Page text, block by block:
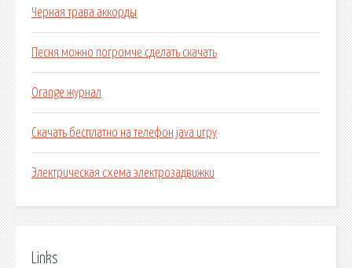
Черная трава аккорды
Песня можно погромче сделать скачать
Orange журнал
Скачать бесплатно на телефон java игру
Электрическая схема электрозадвижки
Links